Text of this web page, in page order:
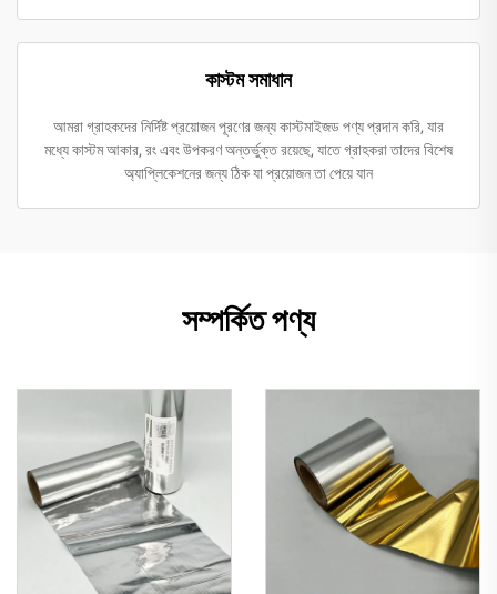
কাস্টম সমাধান
আমরা গ্রাহকদের নির্দিষ্ট প্রয়োজন পূরণের জন্য কাস্টমাইজড পণ্য প্রদান করি, যার
মধ্যে কাস্টম আকার, রং এবং উপকরণ অন্তর্ভুক্ত রয়েছে, যাতে গ্রাহকরা তাদের বিশেষ
অ্যাপ্লিকেশনের জন্য ঠিক যা প্রয়োজন তা পেয়ে যান
সম্পর্কিত পণ্য